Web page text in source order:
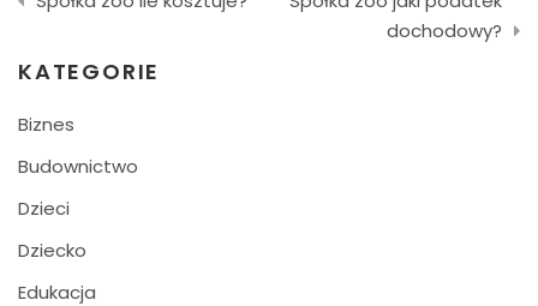
dochodowy?
KATEGORIE
Biznes
Budownictwo
Dzieci
Dziecko
Edukacja